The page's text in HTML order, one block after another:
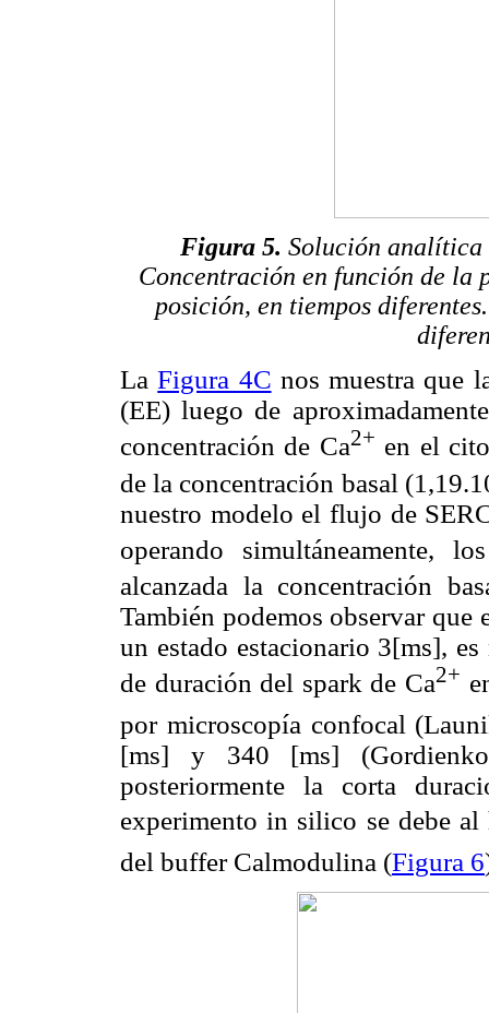
Figura 5. Solución analítica
Concentración en función de la
posición, en tiempos
LaFigura 4C nos muestra que
(EE) luego de
concentración de Ca2+ en el
de la concentración basal
nuestro modelo el flujo de
operando simultáneamente,
alcanzada la concentración
También podemos observar
un estado estacionario 3[ms],
de duración del spark de Ca2+
por microscopía confocal
[ms] y 340 [ms]
posteriormente la corta
experimento in silico se debe
del buffer Calmodulina (Figura 6